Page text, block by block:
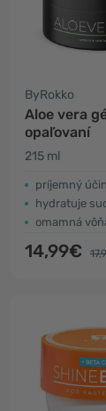
ByRokko
Aloe vera
opaľovaní
215 ml
príjemný
hydratuje
omamná
14,99€